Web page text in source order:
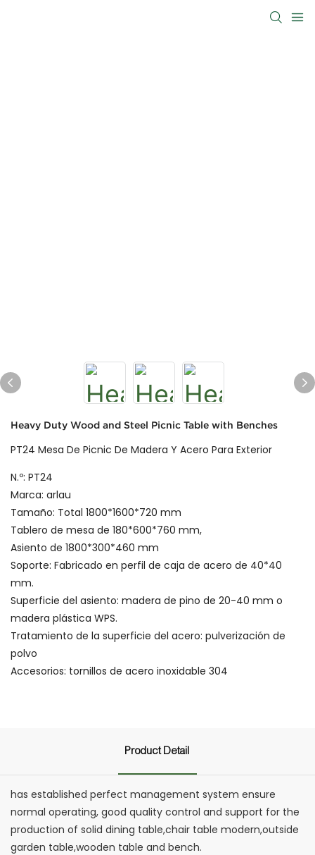
Heavy Duty Wood and Steel Picnic Table with Benches
PT24 Mesa De Picnic De Madera Y Acero Para Exterior
N.º: PT24
Marca: arlau
Tamaño: Total 1800*1600*720 mm
Tablero de mesa de 180*600*760 mm,
Asiento de 1800*300*460 mm
Soporte: Fabricado en perfil de caja de acero de 40*40
mm.
Superficie del asiento: madera de pino de 20-40 mm o
madera plástica WPS.
Tratamiento de la superficie del acero: pulverización de
polvo
Accesorios: tornillos de acero inoxidable 304
Product Detail
has established perfect management system ensure
normal operating, good quality control and support for the
production of solid dining table,chair table modern,outside
garden table,wooden table and bench.